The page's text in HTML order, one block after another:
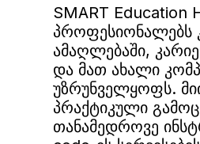
SMART Education
პროფესიონალებს
ამაღლებაში,
და მათ ახალი
უზრუნველყოფს.
პრაქტიკული
თანამედროვე